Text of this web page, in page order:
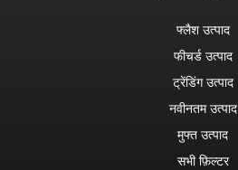
फ्लैश उत्पाद
फीचर्ड उत्पाद
ट्रेंडिंग उत्पाद
नवीनतम उत्पाद
मुफ्त उत्पाद
सभी फ़िल्टर